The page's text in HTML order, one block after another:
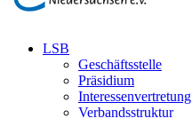
LSB
Geschäftsstelle
Präsidium
Interessenvertretung
Verbandsstruktur